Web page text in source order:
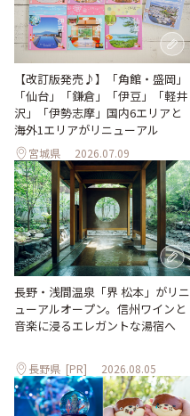
【改訂版発売♪】「角館・盛岡」
「仙台」「鎌倉」「伊豆」「軽井
沢」「伊勢志摩」国内6エリアと
海外1エリアがリニューアル
宮城県 2026.07.09
長野・浅間温泉「界 松本」がリニ
ューアルオープン。信州ワインと
音楽に浸るエレガントな湯宿へ
長野県 [PR] 2026.08.05